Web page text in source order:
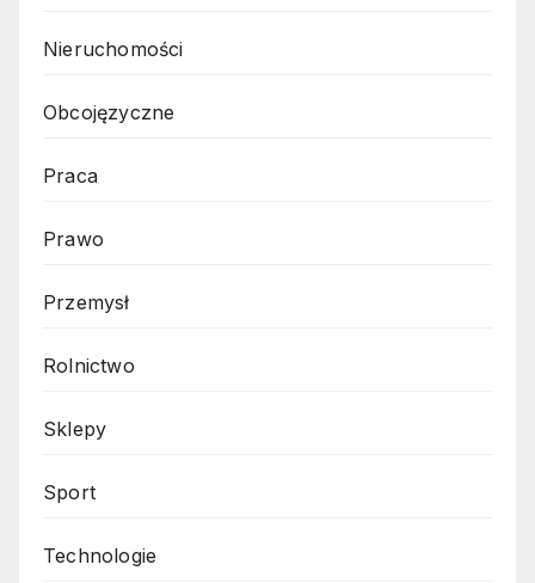
Nieruchomości
Obcojęzyczne
Praca
Prawo
Przemysł
Rolnictwo
Sklepy
Sport
Technologie